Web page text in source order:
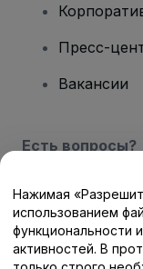
Пресс-
Вакансии
Есть вопросы?
Центр
Нажимая
использованием
функциональности
активностей. В